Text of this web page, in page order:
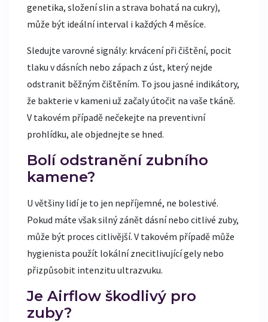
genetika, složení slin a strava bohatá na cukry),
může být ideální interval i každých 4 měsíce.
Sledujte varovné signály: krvácení při čištění, pocit
tlaku v dásních nebo zápach z úst, který nejde
odstranit běžným čištěním. To jsou jasné indikátory,
že bakterie v kameni už začaly útočit na vaše tkáně.
V takovém případě nečekejte na preventivní
prohlídku, ale objednejte se hned.
Bolí odstranění zubního
kamene?
U většiny lidí je to jen nepříjemné, ne bolestivé.
Pokud máte však silný zánět dásní nebo citlivé zuby,
může být proces citlivější. V takovém případě může
hygienista použít lokální znecitlivující gely nebo
přizpůsobit intenzitu ultrazvuku.
Je Airflow škodlivý pro
zuby?